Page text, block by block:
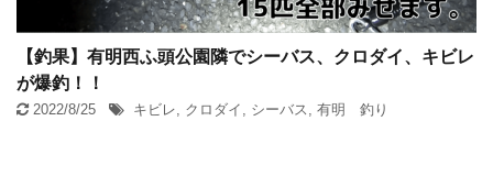
【釣果】有明西ふ頭公園隣でシーバス、クロダイ、キビレ
が爆釣！！
2022/8/25 キビレ クロダイ シーバス 有明 釣り